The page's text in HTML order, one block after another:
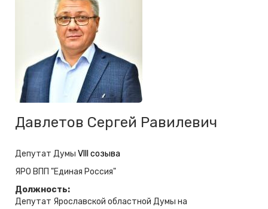
Давлетов Сергей Равилевич
Депутат Думы VIII созыва
ЯРО ВПП "Единая Россия"
Должность:
Депутат Ярославской областной Думы на